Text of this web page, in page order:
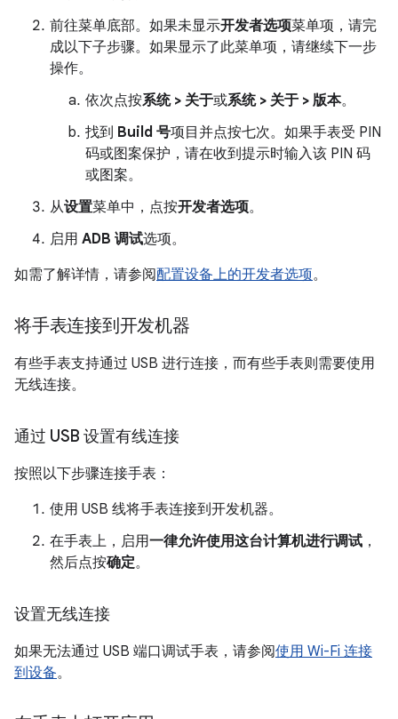
前往菜单底部。如果未显示开发者选项菜单项，请完
成以下子步骤。如果显示了此菜单项，请继续下一步
操作。
依次点按系统 > 关于或系统 > 关于 > 版本。
找到 Build 号项目并点按七次。如果手表受 PIN
码或图案保护，请在收到提示时输入该 PIN 码
或图案。
从设置菜单中，点按开发者选项。
启用 ADB 调试选项。
如需了解详情，请参阅配置设备上的开发者选项。
将手表连接到开发机器
有些手表支持通过 USB 进行连接，而有些手表则需要使用
无线连接。
通过 USB 设置有线连接
按照以下步骤连接手表：
使用 USB 线将手表连接到开发机器。
在手表上，启用一律允许使用这台计算机进行调试 ，
然后点按确定。
设置无线连接
如果无法通过 USB 端口调试手表，请参阅使用 Wi-Fi 连接
到设备。